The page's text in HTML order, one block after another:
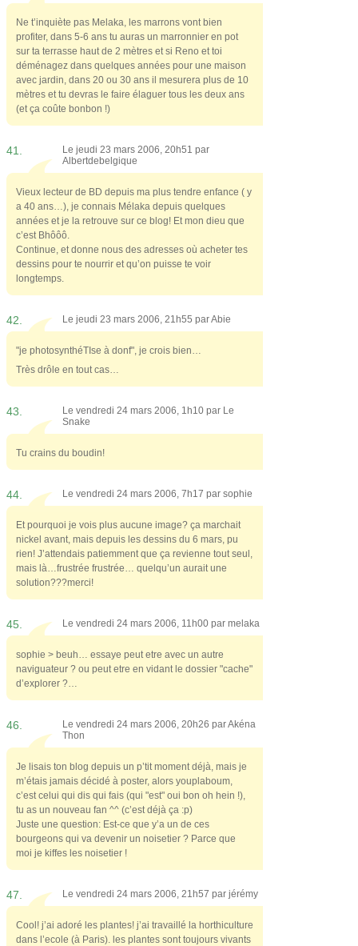
Ne t’inquiète pas Melaka, les marrons vont bien
profiter, dans 5-6 ans tu auras un marronnier en pot
sur ta terrasse haut de 2 mètres et si Reno et toi
déménagez dans quelques années pour une maison
avec jardin, dans 20 ou 30 ans il mesurera plus de 10
mètres et tu devras le faire élaguer tous les deux ans
(et ça coûte bonbon !)
41.
Le jeudi 23 mars 2006, 20h51 par
Albertdebelgique
Vieux lecteur de BD depuis ma plus tendre enfance ( y
a 40 ans…), je connais Mélaka depuis quelques
années et je la retrouve sur ce blog! Et mon dieu que
c’est Bhôôô.
Continue, et donne nous des adresses où acheter tes
dessins pour te nourrir et qu’on puisse te voir
longtemps.
42. Le jeudi 23 mars 2006, 21h55 parAbie
"je photosynthéTIse à donf", je crois bien…
Très drôle en tout cas…
43. Le vendredi 24 mars 2006, 1h10 par Le
Snake
Tu crains du boudin!
44. Le vendredi 24 mars 2006, 7h17 par sophie
Et pourquoi je vois plus aucune image? ça marchait
nickel avant, mais depuis les dessins du 6 mars, pu
rien! J’attendais patiemment que ça revienne tout seul,
mais là…frustrée frustrée… quelqu’un aurait une
solution???merci!
45. Le vendredi 24 mars 2006, 11h00 par melaka
sophie > beuh… essaye peut etre avec un autre
naviguateur ? ou peut etre en vidant le dossier "cache"
d’explorer ?…
46. Le vendredi 24 mars 2006, 20h26 parAkéna
Thon
Je lisais ton blog depuis un p’tit moment déjà, mais je
m’étais jamais décidé à poster, alors youplaboum,
c’est celui qui dis qui fais (qui "est" oui bon oh hein !),
tu as un nouveau fan ^^ (c’est déjà ça :p)
Juste une question: Est-ce que y’a un de ces
bourgeons qui va devenir un noisetier ? Parce que
moi je kiffes les noisetier !
47. Le vendredi 24 mars 2006, 21h57 par jérémy
Cool! j’ai adoré les plantes! j’ai travaillé la horthiculture
dans l’ecole (à Paris). les plantes sont toujours vivants